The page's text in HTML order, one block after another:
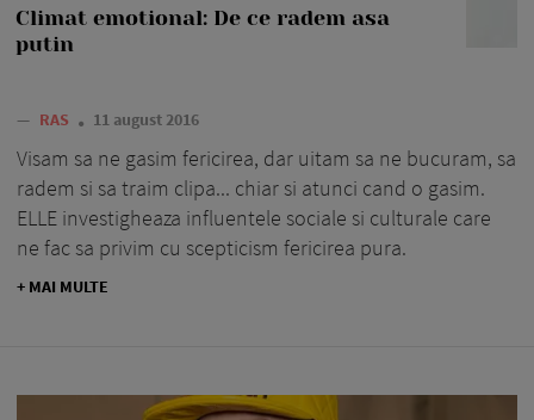
Climat emotional: De ce radem asa
putin
— RAS 11 august 2016
Visam sa ne gasim fericirea, dar uitam sa ne bucuram, sa
radem si sa traim clipa... chiar si atunci cand o gasim.
ELLE investigheaza influentele sociale si culturale care
ne fac sa privim cu scepticism fericirea pura.
+ MAI MULTE